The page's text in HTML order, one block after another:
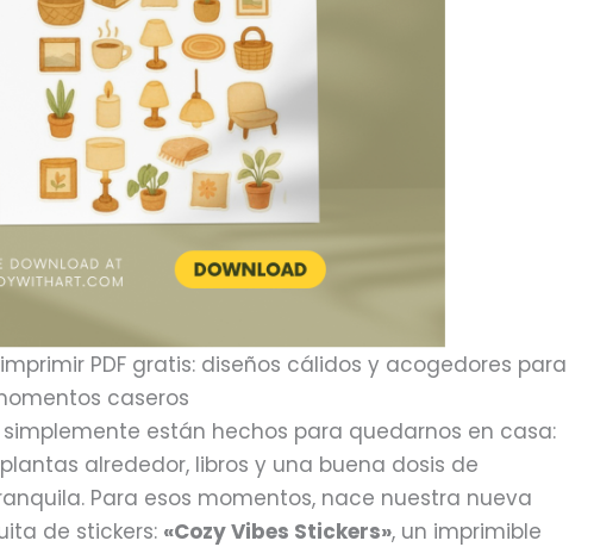
PDF gratis: diseños cálidos y acogedores para
caseros
están hechos para quedarnos en casa:
alrededor, libros y una buena dosis de
Para esos momentos, nace nuestra nueva
de stickers: «Cozy Vibes Stickers», un imprimible